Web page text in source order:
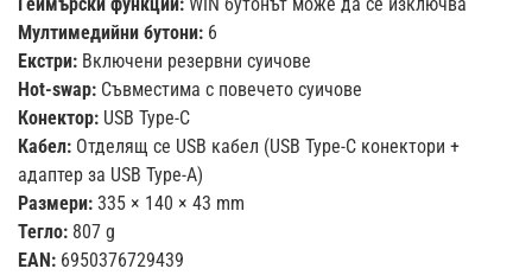
Мултимедийни бутони: 6
Екстри: Включени резервни суичове
Hot-swap: Съвместима с повечето суичове
Конектор: USB Type-C
Кабел: Отделящ се USB кабел (USB Type-C конектори +
адаптер за USB Type-A)
Размери: 335 × 140 × 43 mm
Тегло: 807 g
EAN: 6950376729439